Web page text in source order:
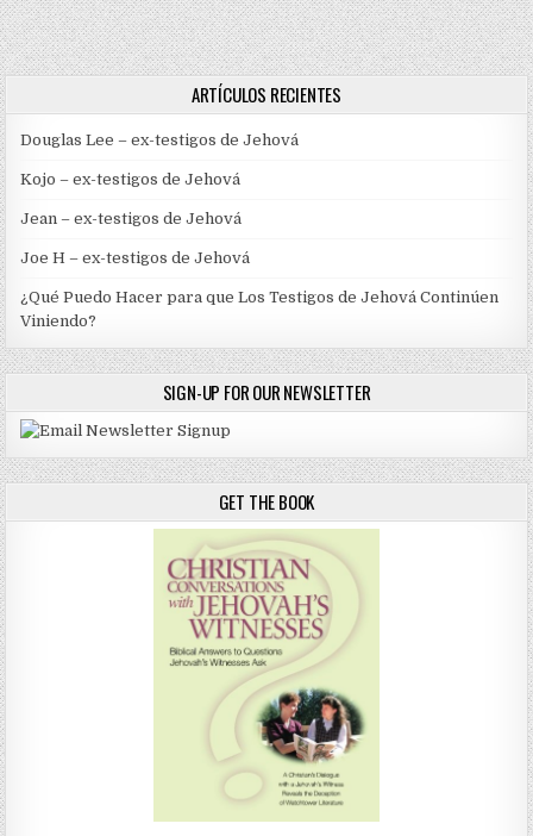
ARTÍCULOS RECIENTES
Douglas Lee – ex-testigos de Jehová
Kojo – ex-testigos de Jehová
Jean – ex-testigos de Jehová
Joe H – ex-testigos de Jehová
¿Qué Puedo Hacer para que Los Testigos de Jehová Continúen
Viniendo?
SIGN-UP FOR OUR NEWSLETTER
GET THE BOOK